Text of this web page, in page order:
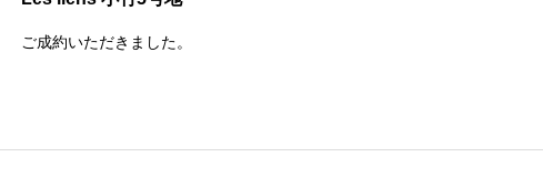
ご成約いただきました。